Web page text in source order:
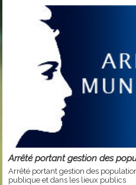
Arrêté portant gestion des
Arrêté portant gestion des
publique et dans les lieux publics